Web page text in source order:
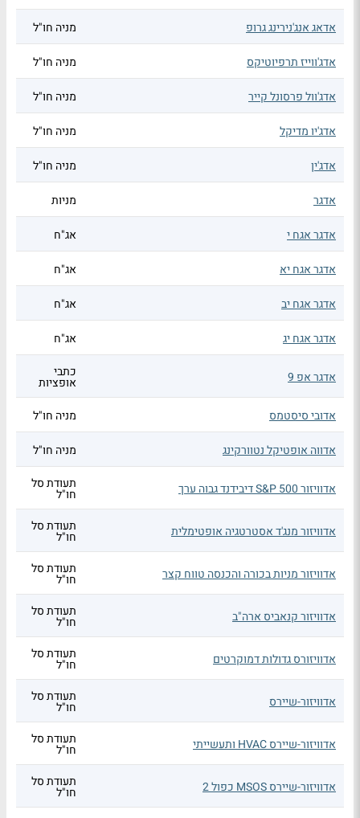
אדאג אנג'נירינג גרופ מניה חו"ל
אדג'ווייז תרפיוטיקס מניה חו"ל
אדג'וול פרסונל קייר מניה חו"ל
אדג'יו מדיקל מניה חו"ל
אדג'ין מניה חו"ל
אדגר מניות
אדגר אגח י אג"ח
אדגר אגח יא אג"ח
אדגר אגח יב אג"ח
אדגר אגח יג אג"ח
אדגר אפ 9 כתבי
אופציות
אדובי סיסטמס
מניה חו"ל
אדווה אופטיקל נטוורקינג מניה חו"ל
אדוויזור S&P 500 דיבידנד גבוה ערך תעודת סל
חו"ל
אדוויזור מנג'ד אסטרטגיה אופטימלית תעודת סל
חו"ל
אדוויזור מניות בכורה והכנסה טווח קצר תעודת סל
חו"ל
אדוויזור קנאביס ארה"ב תעודת סל
חו"ל
אדוויזורס גדולות דמוקרטים תעודת סל
חו"ל
אדוויזור-שיירס תעודת סל
חו"ל
אדוויזור-שיירס HVAC ותעשייתי תעודת סל
חו"ל
אדוויזור-שיירס MSOS כפול 2 תעודת סל
חו"ל